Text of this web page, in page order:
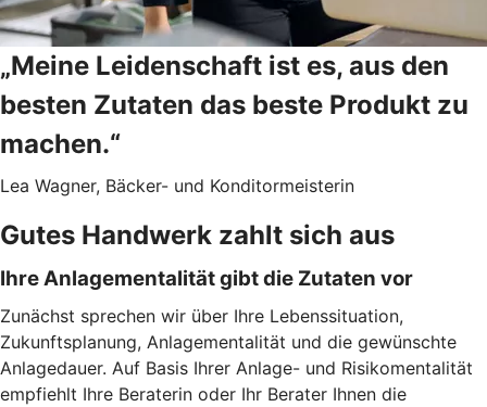
„Meine Leidenschaft ist es, aus den
besten Zutaten das beste Produkt zu
machen.“
Lea Wagner, Bäcker- und Konditormeisterin
Gutes Handwerk zahlt sich aus
Ihre Anlagementalität gibt die Zutaten vor
Zunächst sprechen wir über Ihre Lebenssituation,
Zukunftsplanung, Anlagementalität und die gewünschte
Anlagedauer. Auf Basis Ihrer Anlage- und Risikomentalität
empfiehlt Ihre Beraterin oder Ihr Berater Ihnen die